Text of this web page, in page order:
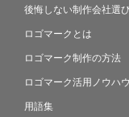
後悔しない制作会社選
ロゴマークとは
ロゴマーク制作の方法
ロゴマーク活用ノウハウ
用語集